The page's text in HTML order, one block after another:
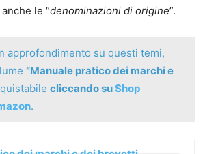
le “denominazioni di origine”.
approfondimento su questi temi,
“Manuale pratico dei marchi e
cliccando suShop
.